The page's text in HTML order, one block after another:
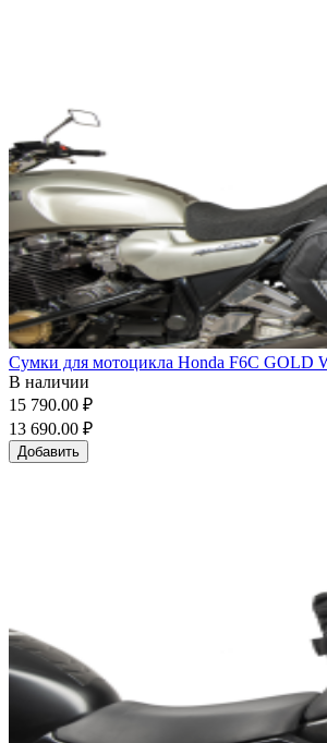
Сумки для мотоцикла Honda F6C GOLD
В наличии
15 790.00 ₽
13 690.00 ₽
Добавить